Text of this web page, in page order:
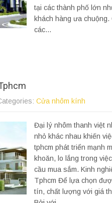
tại các thành phố lớn
khách hàng ưa
các...
Cửa nhôm kính
Đại lý nhôm thanh việt
nhỏ khác nhau khiến
tphcm phát triển mạnh
khoăn, lo lắng trong
cầu mua sắm. Kinh
Tphcm Để lựa chọn
tín, chất lượng với giá